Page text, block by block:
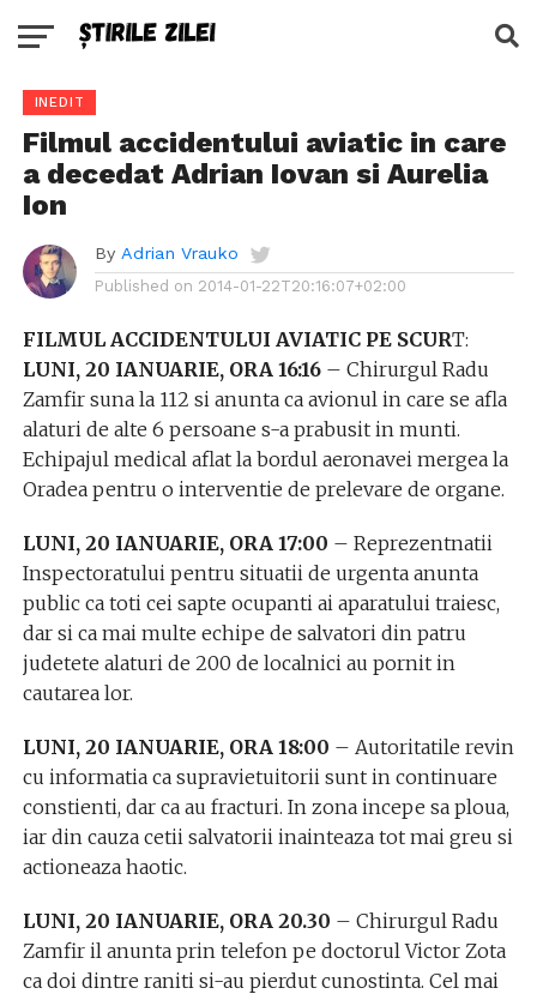
INEDIT
Filmul accidentului aviatic in care
a decedat Adrian Iovan si Aurelia
Ion
By Adrian Vrauko
Published on 2014-01-22T20:16:07+02:00
FILMUL ACCIDENTULUI AVIATIC PE SCURT:
LUNI, 20 IANUARIE, ORA 16:16– Chirurgul Radu
Zamfir suna la 112 si anunta ca avionul in care se afla
alaturi de alte 6 persoane s-a prabusit in munti.
Echipajul medical aflat la bordul aeronavei mergea la
Oradea pentru o interventie de prelevare de organe.
LUNI, 20 IANUARIE, ORA 17:00 – Reprezentnatii
Inspectoratului pentru situatii de urgenta anunta
public ca toti cei sapte ocupanti ai aparatului traiesc,
dar si ca mai multe echipe de salvatori din patru
judetete alaturi de 200 de localnici au pornit in
cautarea lor.
LUNI, 20 IANUARIE, ORA 18:00 – Autoritatile revin
cu informatia ca supravietuitorii sunt in continuare
constienti, dar ca au fracturi. In zona incepe sa ploua,
iar din cauza cetii salvatorii inainteaza tot mai greu si
actioneaza haotic.
LUNI, 20 IANUARIE, ORA 20.30 – Chirurgul Radu
Zamfir il anunta prin telefon pe doctorul Victor Zota
ca doi dintre raniti si-au pierdut cunostinta. Cel mai